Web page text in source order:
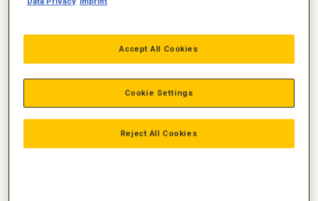
Reject All Cookies
Accept All Cookies
Cookie Settings